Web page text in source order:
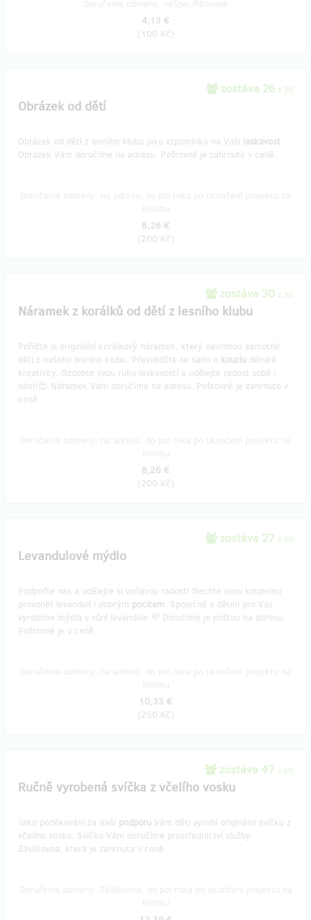
4,13 €
(100 Kč)
zostáva 26 z 30
Obrázek od dětí
Obrázek od dětí z lesního klubu jako vzpomínka na Vaši laskavost.
Obrázek Vám doručíme na adresu. Poštovné je zahrnuto v ceně.
8,26 €
(200 Kč)
zostáva 30 z 30
Náramek z korálků od dětí z lesního klubu
Pořiďte si originální korálkový náramek, který navrhnou samotné
děti z našeho lesního klubu. Přesvědčte se sami o kouzlu dětské
kreativity. Ozdobte svou ruku laskavostí a udělejte radost sobě i
nám!😍 Náramek Vám doručíme na adresu. Poštovné je zahrnuto v
ceně.
8,26 €
(200 Kč)
zostáva 27 z 30
Levandulové mýdlo
Podpořte nás a udělejte si voňavou radost! Nechte svou koupelnu
provonět levandulí i dobrým pocitem. Společně s dětmi pro Vás
vyrobíme mýdla s vůní levandule.💜 Doručíme je poštou na adresu.
Poštovné je v ceně.
10,33 €
(250 Kč)
zostáva 47 z 50
Ručně vyrobená svíčka z včelího vosku
Jako poděkování za Vaši podporu Vám děti vyrobí originální svíčku z
včelího vosku. Svíčku Vám doručíme prostřednictví služby
Zásilkovna, která je zahrnuta v ceně.